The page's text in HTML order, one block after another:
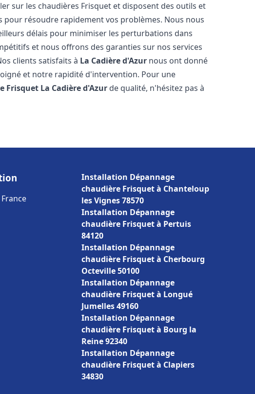
sur les chaudières Frisquet et disposent des outils et
pour résoudre rapidement vos problèmes. Nous nous
délais pour minimiser les perturbations dans
et nous offrons des garanties sur nos services
clients satisfaits à La Cadière d'Azur nous ont donné
et notre rapidité d'intervention. Pour une
Frisquet La Cadière d'Azur de qualité, n'hésitez pas à
Installation Dépannage
chaudière Frisquet à Chanteloup
les Vignes 78570
Installation Dépannage
chaudière Frisquet à Pertuis
84120
Installation Dépannage
chaudière Frisquet à Cherbourg
Octeville 50100
Installation Dépannage
chaudière Frisquet à Longué
Jumelles 49160
Installation Dépannage
chaudière Frisquet à Bourg la
Reine 92340
Installation Dépannage
chaudière Frisquet à Clapiers
34830